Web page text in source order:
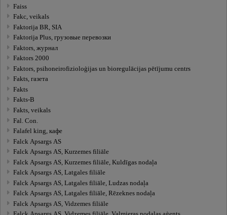
Faiss
Fakc, veikals
Faktorija BR, SIA
Faktorija Plus, грузовые перевозки
Faktors, журнал
Faktors 2000
Faktors, psihoneirofizioloģijas un bioregulācijas pētījumu centrs
Fakts, газета
Fakts
Fakts-B
Fakts, veikals
Fal. Con.
Falafel king, кафе
Falck Apsargs AS
Falck Apsargs AS, Kurzemes filiāle
Falck Apsargs AS, Kurzemes filiāle, Kuldīgas nodaļa
Falck Apsargs AS, Latgales filiāle
Falck Apsargs AS, Latgales filiāle, Ludzas nodaļa
Falck Apsargs AS, Latgales filiāle, Rēzeknes nodaļa
Falck Apsargs AS, Vidzemes filiāle